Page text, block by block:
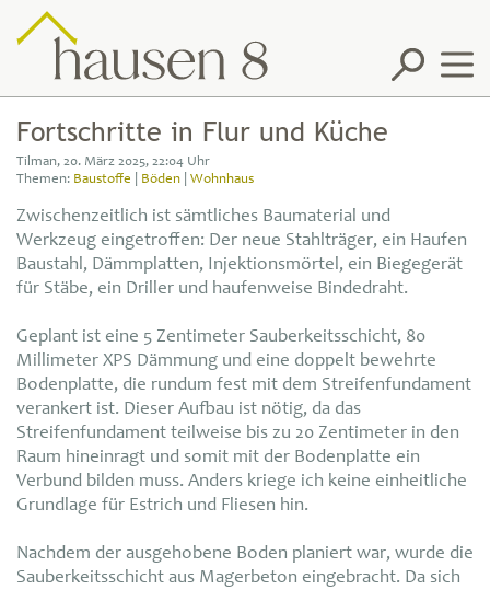
Artikel
Fotos
Feeds
Datenschutz
Impressum
Fortschritte in Flur und Küche
Tilman, 20. März 2025, 22:04 Uhr
Themen: Baustoffe Böden Wohnhaus
Zwischenzeitlich ist sämtliches Baumaterial und
Werkzeug eingetroffen: Der neue Stahlträger, ein Haufen
Baustahl, Dämmplatten, Injektionsmörtel, ein Biegegerät
für Stäbe, ein Driller und haufenweise Bindedraht.
Geplant ist eine 5 Zentimeter Sauberkeitsschicht, 80
Millimeter XPS Dämmung und eine doppelt bewehrte
Bodenplatte, die rundum fest mit dem Streifenfundament
verankert ist. Dieser Aufbau ist nötig, da das
Streifenfundament teilweise bis zu 20 Zentimeter in den
Raum hineinragt und somit mit der Bodenplatte ein
Verbund bilden muss. Anders kriege ich keine einheitliche
Grundlage für Estrich und Fliesen hin.
Nachdem der ausgehobene Boden planiert war, wurde die
Sauberkeitsschicht aus Magerbeton eingebracht. Da sich